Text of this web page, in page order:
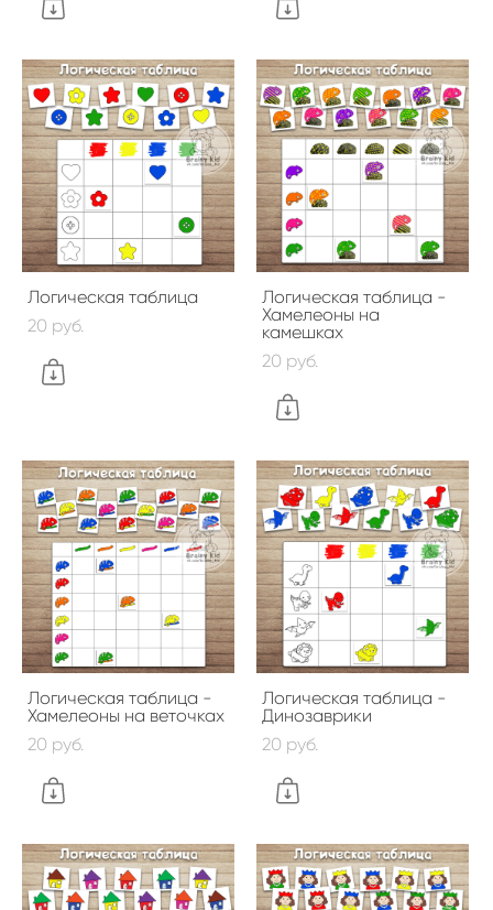
Логическая таблица
20 pуб.
Логическая таблица -
Хамелеоны на
камешках
20 pуб.
Логическая таблица -
Хамелеоны на веточках
20 pуб.
Логическая таблица -
Динозаврики
20 pуб.